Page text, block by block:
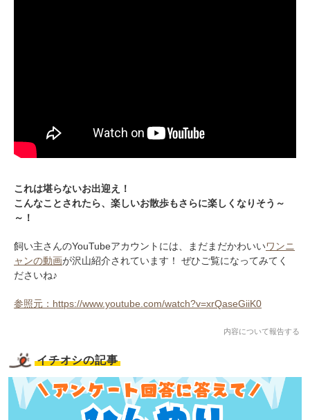
これは堪らないお出迎え！
こんなことされたら、楽しいお散歩もさらに楽しくなりそう～
～！
飼い主さんのYouTubeアカウントには、まだまだかわいいワンニ
ャンの動画が沢山紹介されています！ ぜひご覧になってみてく
ださいね♪
参照元：https://www.youtube.com/watch?v=xrQaseGiiK0
内容について報告する
イチオシの記事